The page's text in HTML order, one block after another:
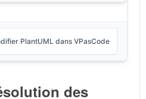
PlantUML dans VPasCode
des